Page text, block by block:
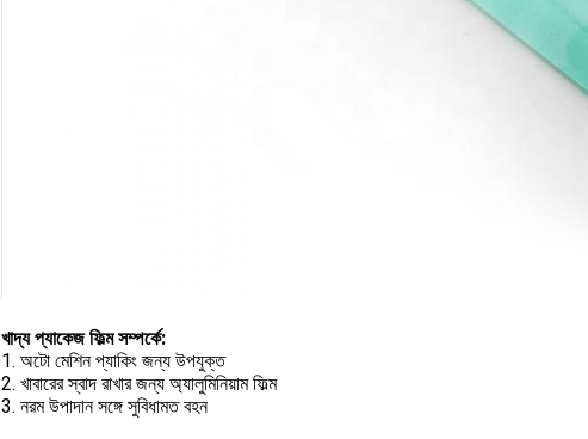
খাদ্য প্যাকেজ ফিল্ম সম্পর্কে:
1. অটো মেশিন প্যাকিং জন্য উপযুক্ত
2. খাবারের স্বাদ রাখার জন্য অ্যালুমিনিয়াম ফিল্ম
3. নরম উপাদান সঙ্গে সুবিধামত বহন